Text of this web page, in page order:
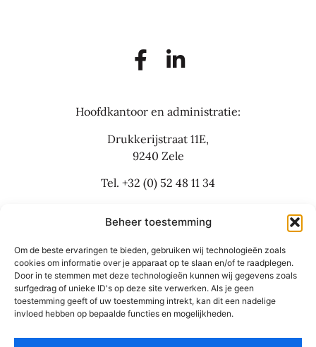
Beheer toestemming
Om de beste ervaringen te bieden, gebruiken wij technologieën zoals
cookies om informatie over je apparaat op te slaan en/of te raadplegen.
Door in te stemmen met deze technologieën kunnen wij gegevens zoals
surfgedrag of unieke ID's op deze site verwerken. Als je geen
toestemming geeft of uw toestemming intrekt, kan dit een nadelige
invloed hebben op bepaalde functies en mogelijkheden.
Hoofdkantoor en administratie:
Drukkerijstraat 11E,
9240 Zele
Tel. +32 (0) 52 48 11 34
Bijkantoor:
Grote Baan 30
9310 Aalst